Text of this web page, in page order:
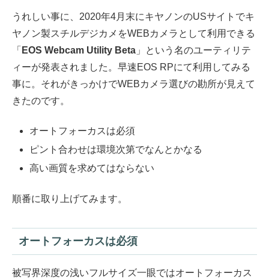
うれしい事に、2020年4月末にキヤノンのUSサイトでキ
ヤノン製スチルデジカメをWEBカメラとして利用できる
「 EOS Webcam Utility Beta 」という名のユーティリテ
ィーが発表されました。早速EOS RPにて利用してみる
事に。それがきっかけでWEBカメラ選びの勘所が見えて
きたのです。
オートフォーカスは必須
ピント合わせは環境次第でなんとかなる
高い画質を求めてはならない
順番に取り上げてみます。
オートフォーカスは必須
被写界深度の浅いフルサイズ一眼ではオートフォーカス